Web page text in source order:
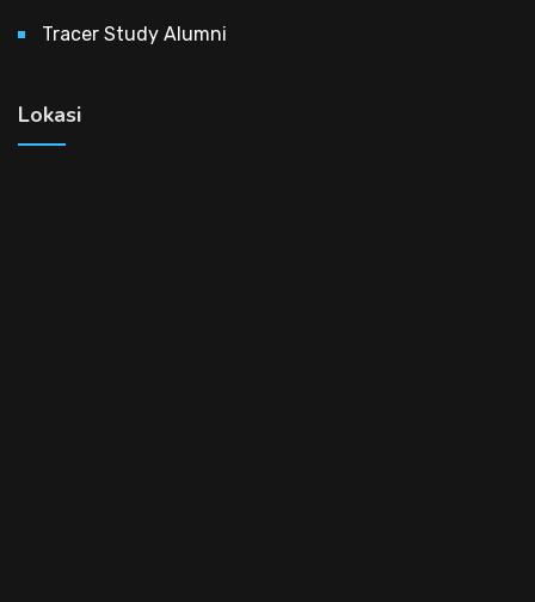
Tracer Study Alumni
Lokasi